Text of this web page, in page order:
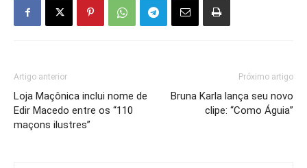
Artigo anterior
Loja Maçônica inclui nome de
Edir Macedo entre os “110
maçons ilustres”
Próximo artigo
Bruna Karla lança seu novo
clipe: “Como Águia”